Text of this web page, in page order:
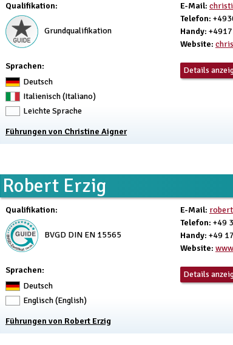
Qualifikation:
Grundqualifikation
Sprachen:
Deutsch
Italienisch (Italiano)
Leichte Sprache
E-Mail:
Telefon:
Handy:
Website:
Details
Führungen von Christine Aigner
Robert Erzig
Qualifikation:
BVGD DIN EN 15565
Sprachen:
Deutsch
Englisch (English)
E-Mail:
Telefon: +49
Handy: +49
Website:
Details
Führungen von Robert Erzig